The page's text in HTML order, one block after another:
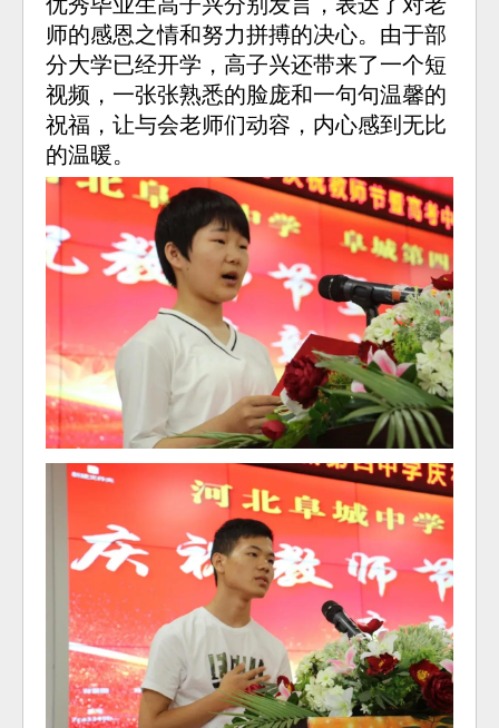
师的感恩之情和努力拼搏的决心。由于部
分大学已经开学，高子兴还带来了一个短
视频，一张张熟悉的脸庞和一句句温馨的
祝福，让与会老师们动容，内心感到无比
的温暖。